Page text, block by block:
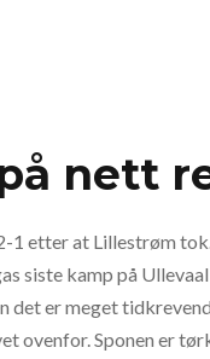
nett
1 etter at Lillestrøm
siste kamp på
er meget
ovenfor. Sponen er